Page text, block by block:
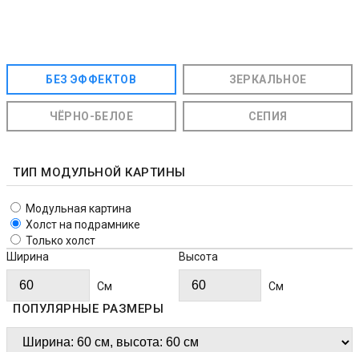
БЕЗ ЭФФЕКТОВ ЗЕРКАЛЬНОЕ
ЧЁРНО-БЕЛОЕ СЕПИЯ
ТИП МОДУЛЬНОЙ КАРТИНЫ
Модульная картина
Холст на подрамнике
Только холст
Ширина
Cм
Высота
Cм
ПОПУЛЯРНЫЕ РАЗМЕРЫ